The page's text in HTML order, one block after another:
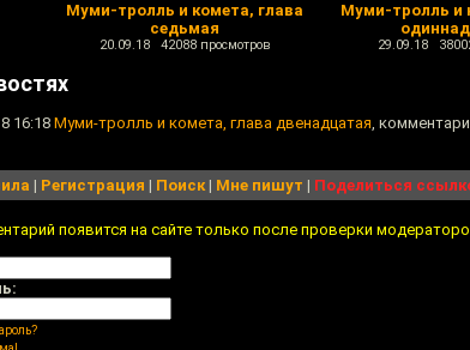
Муми-тролль и комета, глава
седьмая
20.09.18 42088 просмотров
Муми-тролль и
29.09.18
16:18 Муми-тролль и комета, глава двенадцатая,
| Регистрация | Поиск| Мне пишут | Поделиться
появится на сайте только после проверки